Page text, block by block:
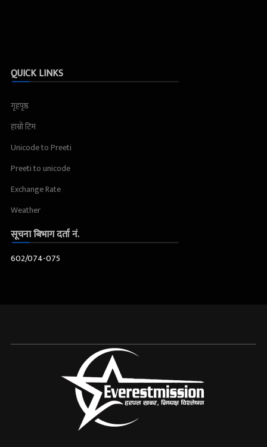
QUICK LINKS
गृहपृष्ठ
हाम्रो टिम
Unicode to Preeti
Preeti to unicode
Exchange Rate
Weather
सूचना बिभाग दर्ता नं.
602/074-075